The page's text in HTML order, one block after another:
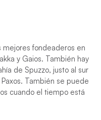
mejores fondeaderos en
y Gaios. También hay
de Spuzzo, justo al sur
También se puede
cuando el tiempo está